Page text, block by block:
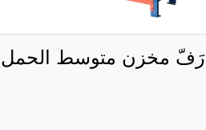
رَفّ مخزن متوسط الحمل